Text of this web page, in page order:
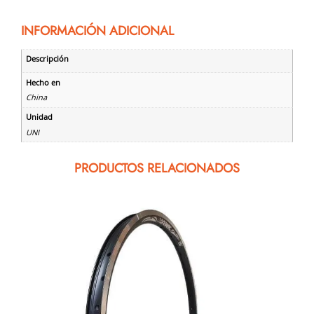
INFORMACIÓN ADICIONAL
Descripción
Hecho en
China
Unidad
UNI
PRODUCTOS RELACIONADOS